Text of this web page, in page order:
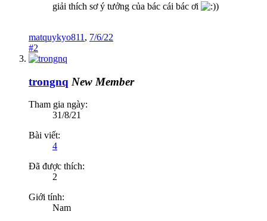
giải thích sơ ý tưởng của bác cái bác ơi
)
matquykyo811 , 7/6/22
#2
trongnq New Member
Tham gia ngày:
31/8/21
Bài viết:
4
Đã được thích:
2
Giới tính:
Nam